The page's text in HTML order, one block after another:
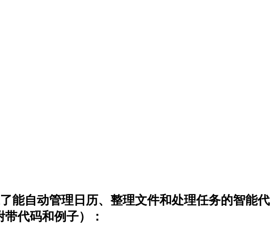
能自动管理日历、整理文件和处理任务的智能代
代码和例子）：